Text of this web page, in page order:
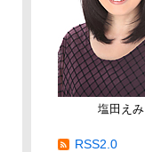
塩田えみ
RSS2.0